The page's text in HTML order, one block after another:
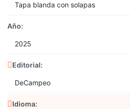
Tapa blanda con solapas
Año:
2025
Editorial:
DeCampeo
Idioma: